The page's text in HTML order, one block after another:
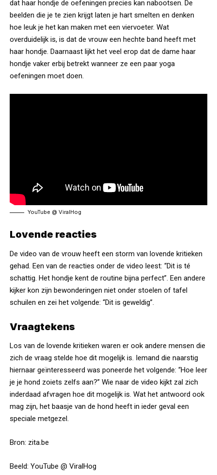
dat haar hondje de oefeningen precies kan nabootsen. De
beelden die je te zien krijgt laten je hart smelten en denken
hoe leuk je het kan maken met een viervoeter. Wat
overduidelijk is, is dat de vrouw een hechte band heeft met
haar hondje. Daarnaast lijkt het veel erop dat de dame haar
hondje vaker erbij betrekt wanneer ze een paar yoga
oefeningen moet doen.
YouTube @ ViralHog
Lovende reacties
De video van de vrouw heeft een storm van lovende kritieken
gehad. Een van de reacties onder de video leest: “Dit is té
schattig. Het hondje kent de routine bijna perfect”. Een andere
kijker kon zijn bewonderingen niet onder stoelen of tafel
schuilen en zei het volgende: “Dit is geweldig”.
Vraagtekens
Los van de lovende kritieken waren er ook andere mensen die
zich de vraag stelde hoe dit mogelijk is. Iemand die naarstig
hiernaar geïnteresseerd was poneerde het volgende: “Hoe leer
je je hond zoiets zelfs aan?” Wie naar de video kijkt zal zich
inderdaad afvragen hoe dit mogelijk is. Wat het antwoord ook
mag zijn, het baasje van de hond heeft in ieder geval een
speciale metgezel.
Bron: zita.be
Beeld: YouTube @ ViralHog